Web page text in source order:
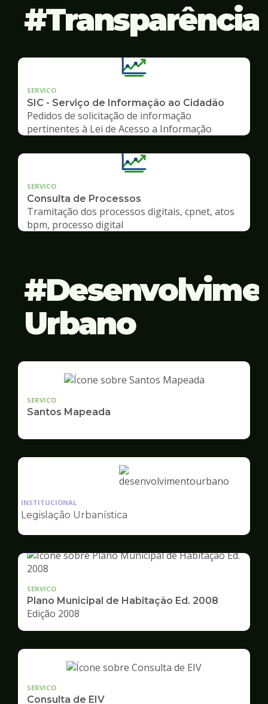
Transparência
SERVICO
SIC - Serviço de Informação ao Cidadão
Pedidos de solicitação de informação
pertinentes à Lei de Acesso a Informação
SERVICO
Consulta de Processos
Tramitação dos processos digitais, cpnet, atos
bpm, processo digital
Urbano
SERVICO
Santos Mapeada
Ilustração
Desenvolvimento
Urbano
INSTITUCIONAL
Legislação Urbanística
SERVICO
Plano Municipal de Habitação Ed. 2008
Edição 2008
SERVICO
Consulta de EIV